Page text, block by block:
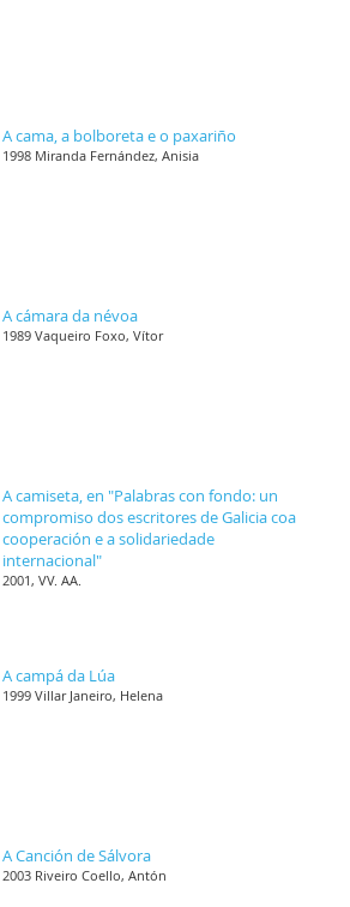
A cama, a bolboreta e o paxariño
1998 Miranda Fernández, Anisia
A cámara da névoa
1989 Vaqueiro Foxo, Vítor
A camiseta, en "Palabras con fondo: un
compromiso dos escritores de Galicia coa
cooperación e a solidariedade
internacional"
2001, VV. AA.
A campá da Lúa
1999 Villar Janeiro, Helena
A Canción de Sálvora
2003 Riveiro Coello, Antón